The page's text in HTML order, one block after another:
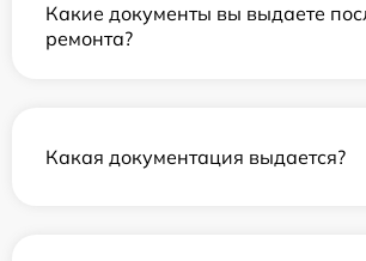
Какие документы вы выдаете
ремонта?
Какая документация выдается?